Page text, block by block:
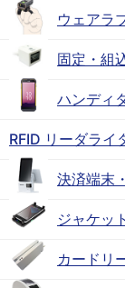
ウェアラ
固定・組
ハンディ
RFID リーダライ
決済端末
ジャケッ
カードリ